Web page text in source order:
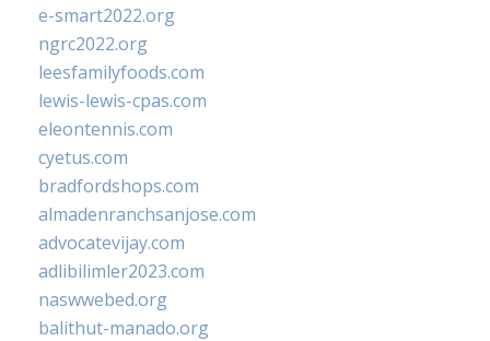
e-smart2022.org
ngrc2022.org
leesfamilyfoods.com
lewis-lewis-cpas.com
eleontennis.com
cyetus.com
bradfordshops.com
almadenranchsanjose.com
advocatevijay.com
adlibilimler2023.com
naswwebed.org
balithut-manado.org